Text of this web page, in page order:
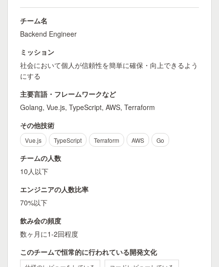
チーム名
Backend Engineer
ミッション
社会において個人が信頼性を簡単に確保・向上できるよう
にする
主要言語・フレームワークなど
Golang, Vue.js, TypeScript, AWS, Terraform
その他技術
Vue.js TypeScript Terraform AWS Go
チームの人数
10人以下
エンジニアの人数比率
70%以下
飲み会の頻度
数ヶ月に1-2回程度
このチームで恒常的に行われている開発文化